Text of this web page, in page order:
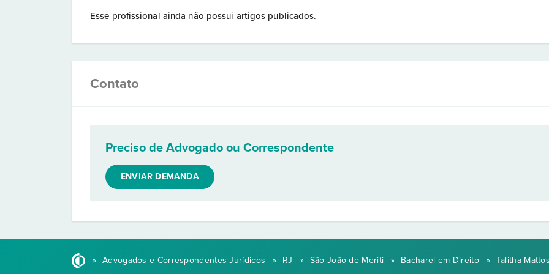
Esse profissional ainda não possui artigos publicados.
Contato
Preciso de Advogado ou Correspondente
ENVIAR DEMANDA
» Advogados e Correspondentes Jurídicos » RJ » São João de Meriti » Bacharel em Direito » Talitha